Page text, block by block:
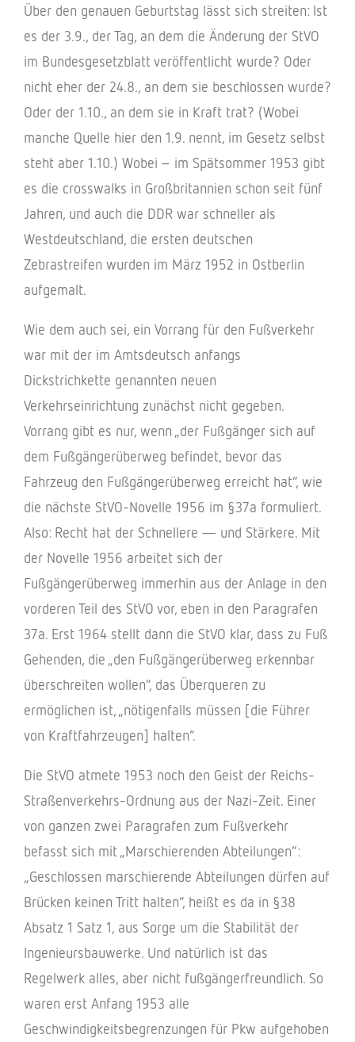
Über den genauen Geburts­tag lässt sich strei­ten: Ist
es der 3.9., der Tag, an dem die Ände­rung der StVO
im Bundes­ge­setz­blatt veröf­fent­licht wurde? Oder
nicht eher der 24.8., an dem sie beschlos­sen wurde?
Oder der 1.10., an dem sie in Kraft trat? (Wobei
manche Quelle hier den 1.9. nennt, im Gesetz selbst
steht aber 1.10.) Wobei – im Spät­som­mer 1953 gibt
es die cross­walks in Groß­bri­tan­nien schon seit fünf
Jahren, und auch die DDR war schnel­ler als
West­deutsch­land, die ersten deut­schen
Zebra­strei­fen wurden im März 1952 in Ostber­lin
aufgemalt.
Wie dem auch sei, ein Vorrang für den Fußver­kehr
war mit der im Amts­deutsch anfangs
Dick­strich­kette genann­ten neuen
Verkehrs­ein­rich­tung zunächst nicht gege­ben.
Vorrang gibt es nur, wenn „der Fußgän­ger sich auf
dem Fußgän­ger­über­weg befin­det, bevor das
Fahr­zeug den Fußgän­ger­über­weg erreicht hat“, wie
die nächste StVO-Novelle 1956 im §37a formu­liert.
Also: Recht hat der Schnel­lere — und Stär­kere. Mit
der Novelle 1956 arbei­tet sich der
Fußgän­ger­über­weg immer­hin aus der Anlage in den
vorde­ren Teil des StVO vor, eben in den Para­gra­fen
37a. Erst 1964 stellt dann die StVO klar, dass zu Fuß
Gehen­den, die „den Fußgän­ger­über­weg erkenn­bar
über­schrei­ten wollen“, das Über­que­ren zu
ermög­li­chen ist, „nöti­gen­falls müssen [die Führer
von Kraft­fahr­zeu­gen] halten“.
Die StVO atmete 1953 noch den Geist der Reichs-
Stra­ßen­ver­kehrs-Ordnung aus der Nazi-Zeit. Einer
von ganzen zwei Para­gra­fen zum Fußver­kehr
befasst sich mit „Marschie­ren­den Abtei­lun­gen“:
„Geschlos­sen marschie­rende Abtei­lun­gen dürfen auf
Brücken keinen Tritt halten“, heißt es da in §38
Absatz 1 Satz 1, aus Sorge um die Stabi­li­tät der
Inge­nieurs­bau­werke. Und natür­lich ist das
Regel­werk alles, aber nicht fußgän­ger­freund­lich. So
waren erst Anfang 1953 alle
Geschwin­dig­keits­be­gren­zun­gen für Pkw aufge­ho­ben